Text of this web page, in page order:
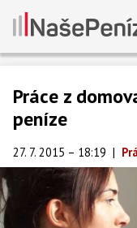
Práce z
peníze
27. 7. 2015 – 18:19 |